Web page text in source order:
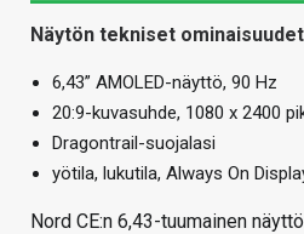
Näytön tekniset
6,43” AMOLED-näyttö, 90 Hz
20:9-kuvasuhde, 1080 x 2400
Dragontrail-suojalasi
yötila, lukutila, Always On
Nord CE:n 6,43-tuumainen